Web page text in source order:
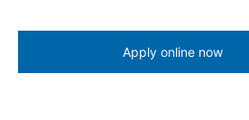
Apply online now